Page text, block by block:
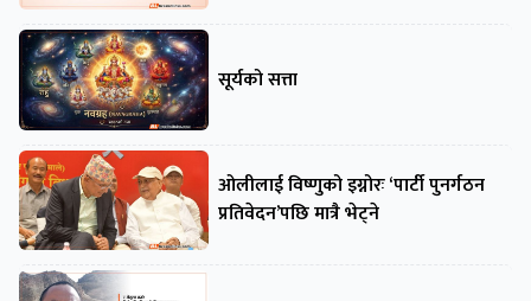
सूर्यको सत्ता
ओलीलाई विष्णुको इग्नोरः ‘पार्टी पुनर्गठन
प्रतिवेदन’पछि मात्रै भेट्ने